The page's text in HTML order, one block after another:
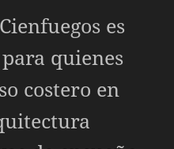
es
quienes
costero en